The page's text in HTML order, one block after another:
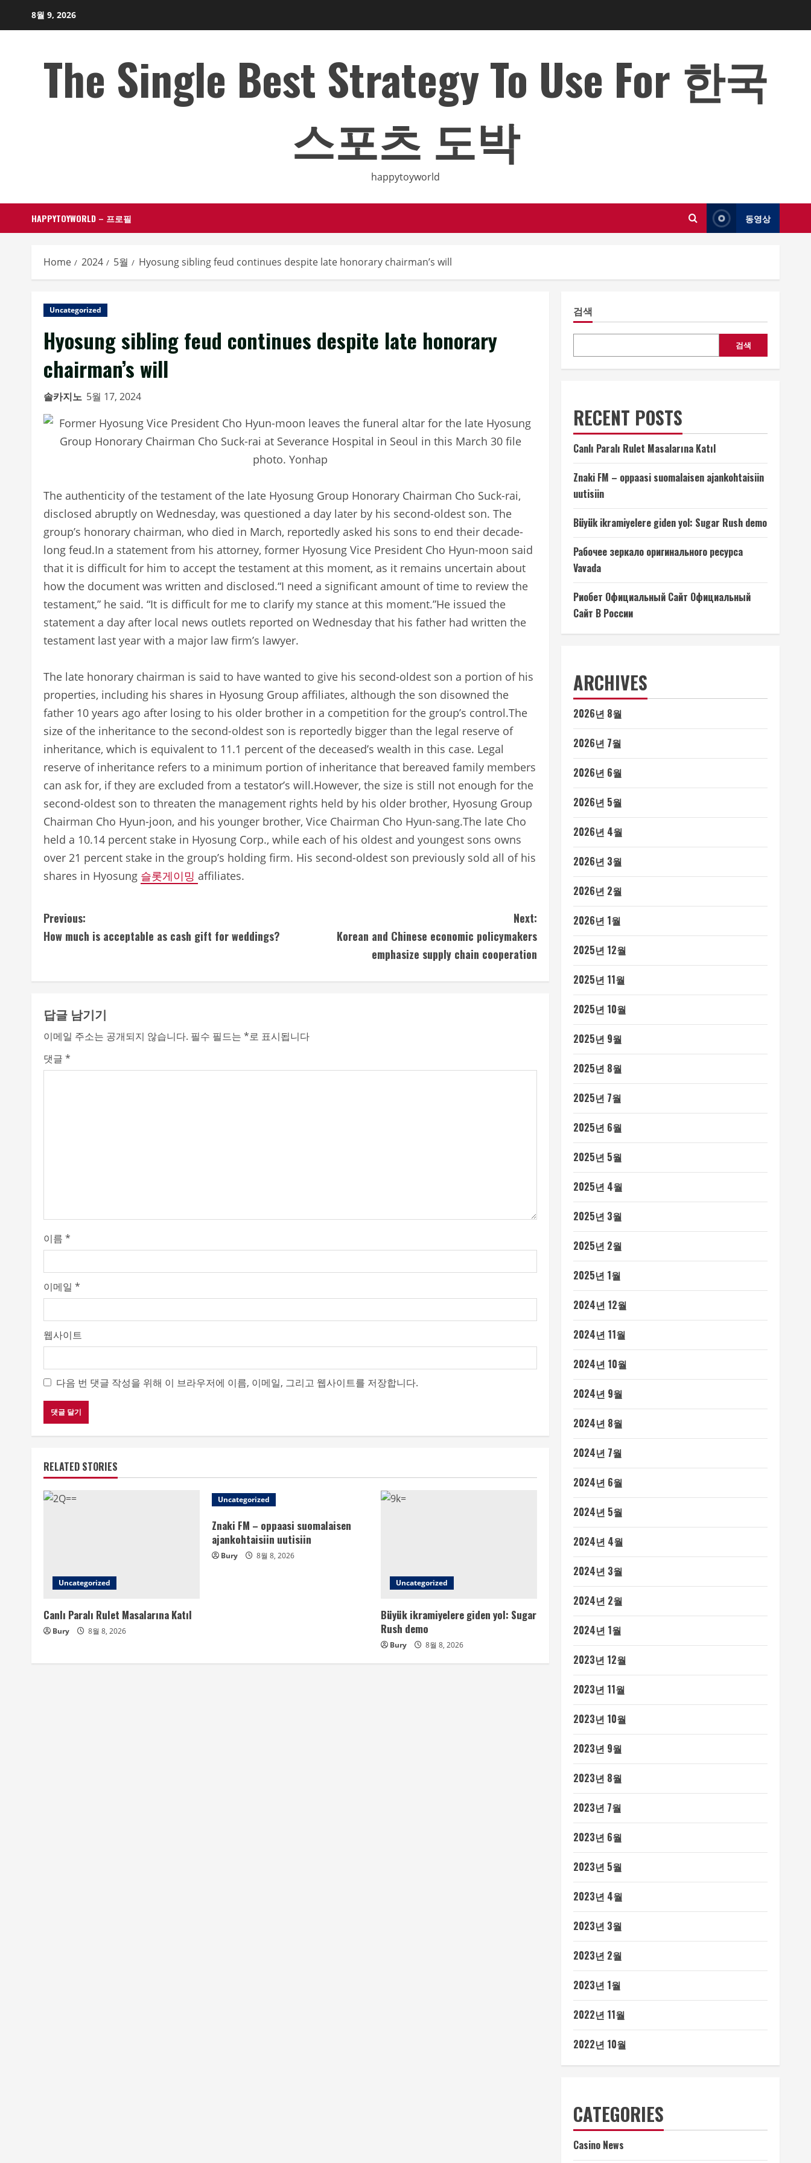
8월 9, 2026
The Single Best Strategy To Use For 한국
스포츠 도박
happytoyworld
HAPPYTOYWORLD – 프로필 동영상
Home 2024 5월 Hyosung sibling feud continues despite late honorary chairman’s will
Uncategorized
Hyosung sibling feud continues despite late honorary
chairman’s will
솔카지노 5월 17, 2024
The authenticity of the testament of the late Hyosung Group Honorary Chairman Cho Suck-rai,
disclosed abruptly on Wednesday, was questioned a day later by his second-oldest son. The
group’s honorary chairman, who died in March, reportedly asked his sons to end their decade-
long feud.In a statement from his attorney, former Hyosung Vice President Cho Hyun-moon said
that it is difficult for him to accept the testament at this moment, as it remains uncertain about
how the document was written and disclosed.“I need a significant amount of time to review the
testament,” he said. “It is difficult for me to clarify my stance at this moment.”He issued the
statement a day after local news outlets reported on Wednesday that his father had written the
testament last year with a major law firm’s lawyer.
The late honorary chairman is said to have wanted to give his second-oldest son a portion of his
properties, including his shares in Hyosung Group affiliates, although the son disowned the
father 10 years ago after losing to his older brother in a competition for the group’s control.The
size of the inheritance to the second-oldest son is reportedly bigger than the legal reserve of
inheritance, which is equivalent to 11.1 percent of the deceased’s wealth in this case. Legal
reserve of inheritance refers to a minimum portion of inheritance that bereaved family members
can ask for, if they are excluded from a testator’s will.However, the size is still not enough for the
second-oldest son to threaten the management rights held by his older brother, Hyosung Group
Chairman Cho Hyun-joon, and his younger brother, Vice Chairman Cho Hyun-sang.The late Cho
held a 10.14 percent stake in Hyosung Corp., while each of his oldest and youngest sons owns
over 21 percent stake in the group’s holding firm. His second-oldest son previously sold all of his
shares in Hyosung 슬롯게이밍 affiliates.
C
o
i
n
u
i
n
g
Previous:
How much is acceptable as cash gift for weddings?
Next:
Korean and Chinese economic policymakers
emphasize supply chain cooperation
답글 남기기
이메일 주소는 공개되지 않습니다. 필수 필드는 *로 표시됩니다
댓글 *
이름 *
이메일 *
웹사이트
다음 번 댓글 작성을 위해 이 브라우저에 이름, 이메일, 그리고 웹사이트를 저장합니다.
RELATED STORIES
Uncategorized
Canlı Paralı Rulet Masalarına Katıl
Bury 8월 8, 2026
Uncategorized
Znaki FM – oppaasi suomalaisen
ajankohtaisiin uutisiin
Bury 8월 8, 2026
Uncategorized
Büyük ikramiyelere giden yol: Sugar
Rush demo
Bury 8월 8, 2026
검색
검색
RECENT POSTS
Canlı Paralı Rulet Masalarına Katıl
Znaki FM – oppaasi suomalaisen ajankohtaisiin
uutisiin
Büyük ikramiyelere giden yol: Sugar Rush demo
Рабочее зеркало оригинального ресурса
Vavada
Риобет Официальный Сайт Официальный
Сайт В России
ARCHIVES
2026년 8월
2026년 7월
2026년 6월
2026년 5월
2026년 4월
2026년 3월
2026년 2월
2026년 1월
2025년 12월
2025년 11월
2025년 10월
2025년 9월
2025년 8월
2025년 7월
2025년 6월
2025년 5월
2025년 4월
2025년 3월
2025년 2월
2025년 1월
2024년 12월
2024년 11월
2024년 10월
2024년 9월
2024년 8월
2024년 7월
2024년 6월
2024년 5월
2024년 4월
2024년 3월
2024년 2월
2024년 1월
2023년 12월
2023년 11월
2023년 10월
2023년 9월
2023년 8월
2023년 7월
2023년 6월
2023년 5월
2023년 4월
2023년 3월
2023년 2월
2023년 1월
2022년 11월
2022년 10월
CATEGORIES
Casino News